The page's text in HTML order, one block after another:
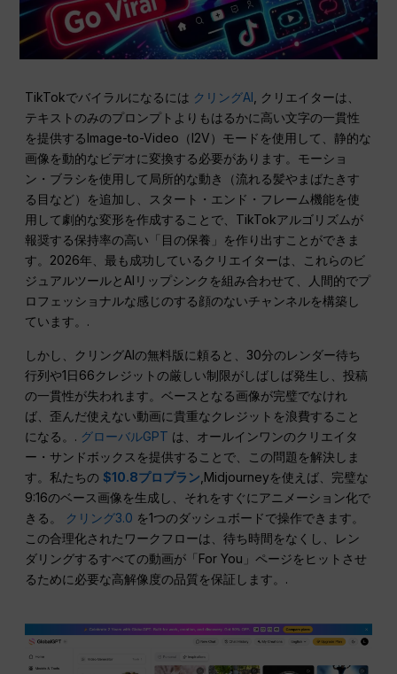
TikTokでバイラルになるには クリングAI, クリエイターは、
テキストのみのプロンプトよりもはるかに高い文字の一貫性
を提供するImage-to-Video（I2V）モードを使用して、静的な
画像を動的なビデオに変換する必要があります。モーショ
ン・ブラシを使用して局所的な動き（流れる髪やまばたきす
る目など）を追加し、スタート・エンド・フレーム機能を使
用して劇的な変形を作成することで、TikTokアルゴリズムが
報奨する保持率の高い「目の保養」を作り出すことができま
す。2026年、最も成功しているクリエイターは、これらのビ
ジュアルツールとAIリップシンクを組み合わせて、人間的でプ
ロフェッショナルな感じのする顔のないチャンネルを構築し
ています。.
しかし、クリングAIの無料版に頼ると、30分のレンダー待ち
行列や1日66クレジットの厳しい制限がしばしば発生し、投稿
の一貫性が失われます。ベースとなる画像が完璧でなけれ
ば、歪んだ使えない動画に貴重なクレジットを浪費すること
になる。. グローバルGPT は、オールインワンのクリエイタ
ー・サンドボックスを提供することで、この問題を解決しま
す。私たちの$10.8プロプラン ,Midjourneyを使えば、完璧な
9:16のベース画像を生成し、それをすぐにアニメーション化で
きる。 クリング3.0 を1つのダッシュボードで操作できます。
この合理化されたワークフローは、待ち時間をなくし、レン
ダリングするすべての動画が「For You」ページをヒットさせ
るために必要な高解像度の品質を保証します。.